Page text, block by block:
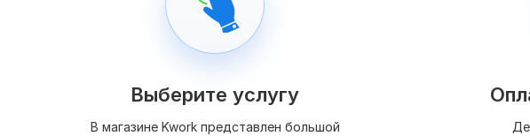
Выберите услугу
В магазине Kwork представлен большой